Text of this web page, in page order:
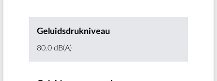
Geluidsdrukniveau
80.0 dB(A)